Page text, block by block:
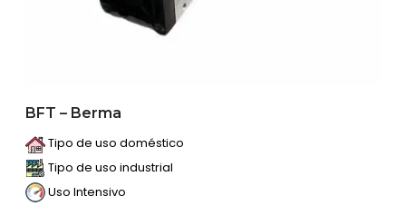
BFT – Berma
Tipo de uso doméstico
Tipo de uso industrial
Uso Intensivo